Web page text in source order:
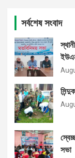
সর্বশেষ সংবাদ
সভা